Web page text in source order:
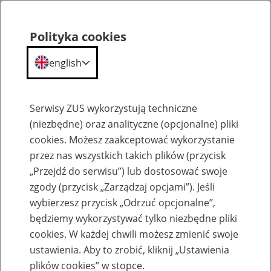
Szkolenia
Zaproś ZUS do siebie: Aktywni 50+
Polityka cookies
english
Serwisy ZUS wykorzystują techniczne
(niezbędne) oraz analityczne (opcjonalne) pliki
cookies. Możesz zaakceptować wykorzystanie
przez nas wszystkich takich plików (przycisk
„Przejdź do serwisu”) lub dostosować swoje
zgody (przycisk „Zarządzaj opcjami”). Jeśli
wybierzesz przycisk „Odrzuć opcjonalne”,
będziemy wykorzystywać tylko niezbędne pliki
cookies. W każdej chwili możesz zmienić swoje
ustawienia. Aby to zrobić, kliknij „Ustawienia
plików cookies” w stopce.